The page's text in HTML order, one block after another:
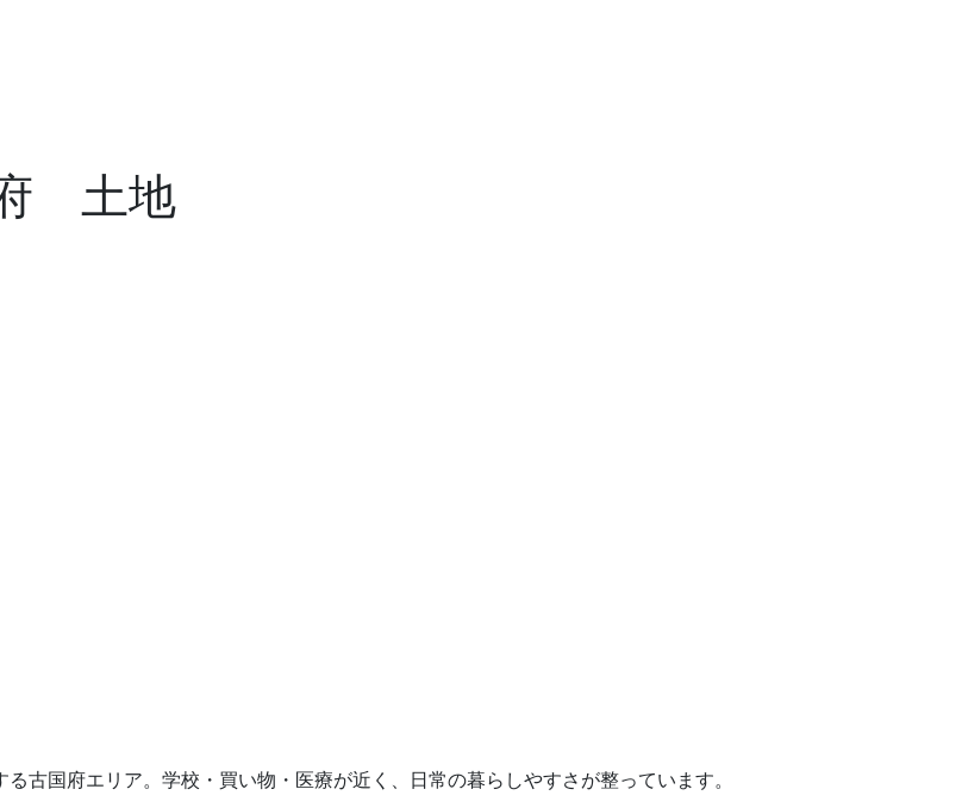
府 土地
古国府エリア。学校・買い物・医療が近く、日常の暮らしやすさが整っています。